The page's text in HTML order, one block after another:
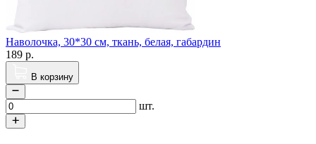
Наволочка, 30*30 см, ткань, белая, габардин
189 р.
В корзину
шт.